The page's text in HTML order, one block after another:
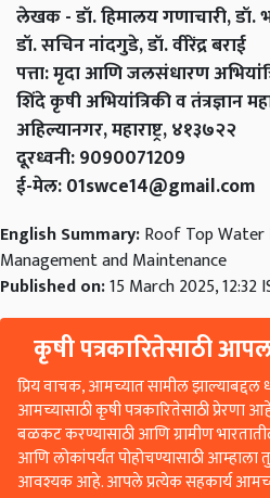
लेखक-डॉ.हिमालयगणाचारी,डॉ.
डॉ.सचिननांदगुडे,डॉ.वीरेंद्रबराई
पत्ता:मृदाआणिजलसंधारण
शिंदेकृषीअभियांत्रिकीवतंत्रज्ञान
अहिल्यानगर,महाराष्ट्र,४१३७२२
दूरध्वनी: 9090071209
ई-मेल:01swce14@gmail.com
English Summary:Roof Top
Management and Maintenance
Published on:15 March 2025, 12:32
कृषी पत्रकारितेसाठी
प्रिय वाचक, आमच्यात सामील
आमच्यासाठी कृषी पत्रकारितेसाठी प्रेरणा
बळकट करण्यासाठी आणि ग्रामीण
आणि लोकांपर्यंत पोहोचण्यासाठी आम्हाला
आवश्यक आहे. आपले प्रत्येक सहकार्य